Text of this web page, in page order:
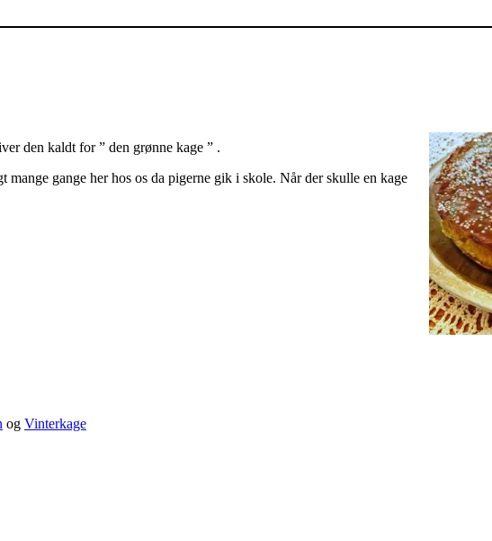
den kaldt for ” den grønne kage ” .
gange her hos os da pigerne gik i skole. Når der skulle en kage
og Vinterkage